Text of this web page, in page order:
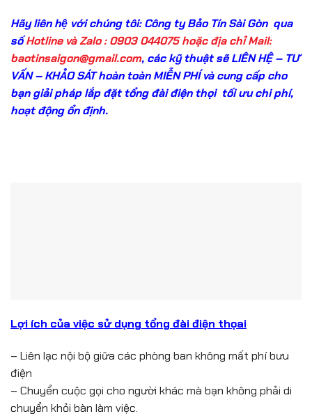
Hãy liên hệ với chúng tôi: Công ty Bảo Tín Sài Gòn qua
sốHotline và Zalo : 0903 044075 hoặc địa chỉ Mail:
baotinsaigon@gmail.com, các kỹ thuật sẽ LIÊN HỆ – TƯ
VẤN – KHẢO SÁT hoàn toàn MIỄN PHÍ và cung cấp cho
bạn giải pháp lắp đặt tổng đài điện thọi tối ưu chi phí,
hoạt động ổn định.
Lợi ích của việc sử dụng tổng đài điện thọai
– Liên lạc nội bộ giữa các phòng ban không mất phí bưu
điện
– Chuyển cuộc gọi cho người khác mà bạn không phải di
chuyển khỏi bàn làm việc.